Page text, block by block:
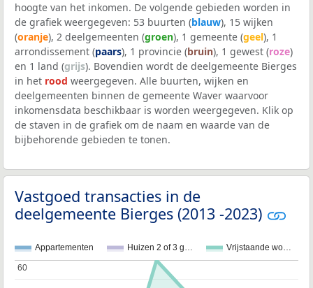
hoogte van het inkomen. De volgende gebieden worden in
de grafiek weergegeven: 53 buurten (blauw), 15 wijken
(oranje), 2 deelgemeenten (groen), 1 gemeente (geel), 1
arrondissement (paars), 1 provincie (bruin), 1 gewest (roze)
en 1 land (grijs). Bovendien wordt de deelgemeente Bierges
in het rood weergegeven. Alle buurten, wijken en
deelgemeenten binnen de gemeente Waver waarvoor
inkomensdata beschikbaar is worden weergegeven. Klik op
de staven in de grafiek om de naam en waarde van de
bijbehorende gebieden te tonen.
Vastgoed transacties in de
deelgemeente Bierges (2013 -2023)
Appartementen Huizen 2 of 3 g… Vrijstaande wo…
60
60